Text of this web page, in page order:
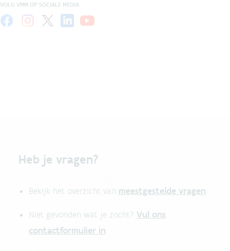
VOLG VMM OP SOCIALE MEDIA
Heb je vragen?
Bekijk het overzicht van meestgestelde vragen.
Niet gevonden wat je zocht? Vul ons
contactformulier in.